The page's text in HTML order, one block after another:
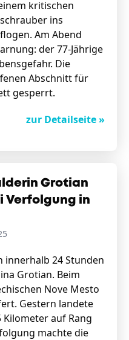
kritischen
ins
Am Abend
der 77-Jährige
Die
Abschnitt für
gesperrt.
zur Detailseite »
Grotian
Verfolgung in
innerhalb 24 Stunden
Grotian. Beim
Nove Mesto
Gestern landete
auf Rang
machte die